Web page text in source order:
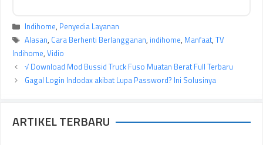
Kategori
Indihome, Penyedia Layanan
Tag
Alasan, Cara Berhenti Berlangganan, indihome, Manfaat, TV
Indihome, Vidio
√ Download Mod Bussid Truck Fuso Muatan Berat Full Terbaru
Gagal Login Indodax akibat Lupa Password? Ini Solusinya
ARTIKEL TERBARU